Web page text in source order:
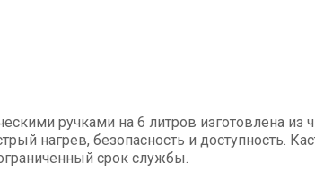
ручками на 6 литров изготовлена
нагрев, безопасность и доступность.
срок службы.